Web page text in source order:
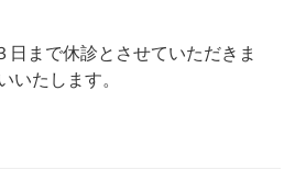
日まで休診とさせていただきま
いたします。